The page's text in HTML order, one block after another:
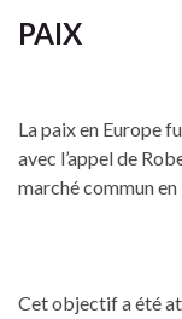
PAIX
La paix en Europe
avec l’appel de
marché commun
Cet objectif a été